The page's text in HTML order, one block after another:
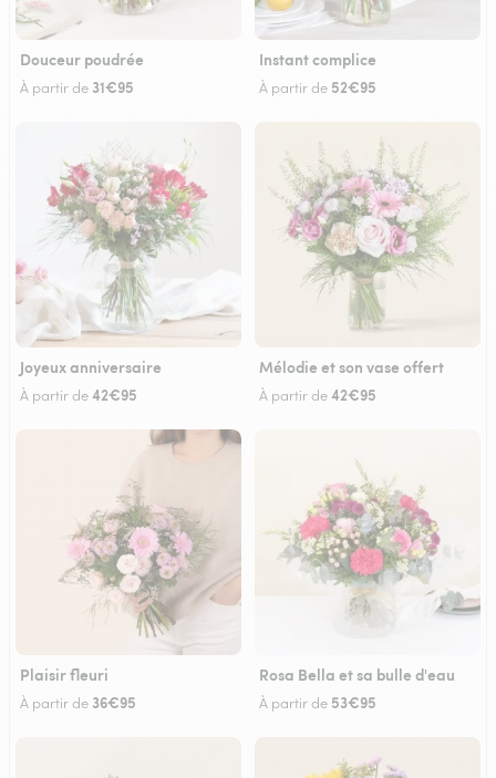
Douceur poudrée
À partir de 31€95
Instant complice
À partir de 52€95
Joyeux anniversaire
À partir de42€95
Mélodie et son vase offert
À partir de42€95
Plaisir fleuri
À partir de 36€95
Rosa Bella et sa bulle d'eau
À partir de 53€95